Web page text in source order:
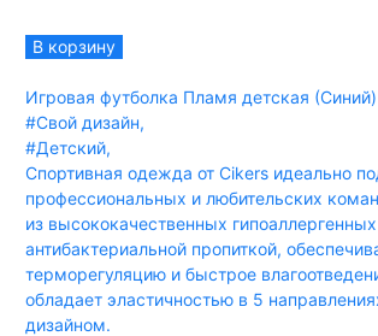
В корзину
Игровая футболка Пламя детская (Синий)
#Свой дизайн,
#Детский,
Спортивная одежда от Cikers идеально
профессиональных и любительских
из высококачественных
антибактериальной пропиткой,
терморегуляцию и быстрое
обладает эластичностью в 5
дизайном.